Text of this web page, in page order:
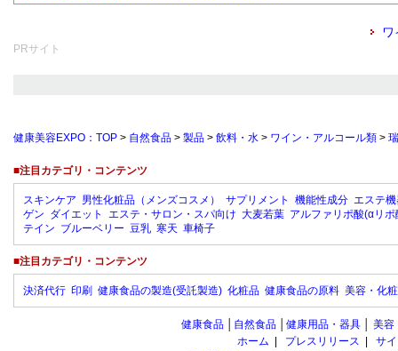
ワ
PRサイト
健康美容EXPO：TOP > 自然食品 > 製品 > 飲料・水 > ワイン・アルコール類 >
■注目カテゴリ・コンテンツ
スキンケア 男性化粧品（メンズコスメ） サプリメント 機能性成分 エステ
ゲン ダイエット エステ・サロン・スパ向け 大麦若葉 アルファリポ酸(αリポ
テイン ブルーベリー 豆乳 寒天 車椅子
■注目カテゴリ・コンテンツ
決済代行 印刷 健康食品の製造(受託製造) 化粧品 健康食品の原料 美容・化
健康食品 自然食品 健康用品・器具 美容
ホーム
プレスリリース
サ